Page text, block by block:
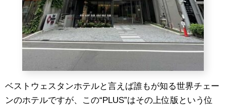
ベストウェスタンホテルと言えば誰もが知る世界チェー
ンのホテルですが、この“PLUS”はその上位版という位